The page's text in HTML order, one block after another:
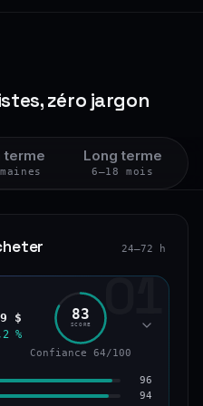
zéro jargon
terme Long terme
6–18 mois
24–72 h
01
$
%
83
SCORE
Confiance 64/100
96
94